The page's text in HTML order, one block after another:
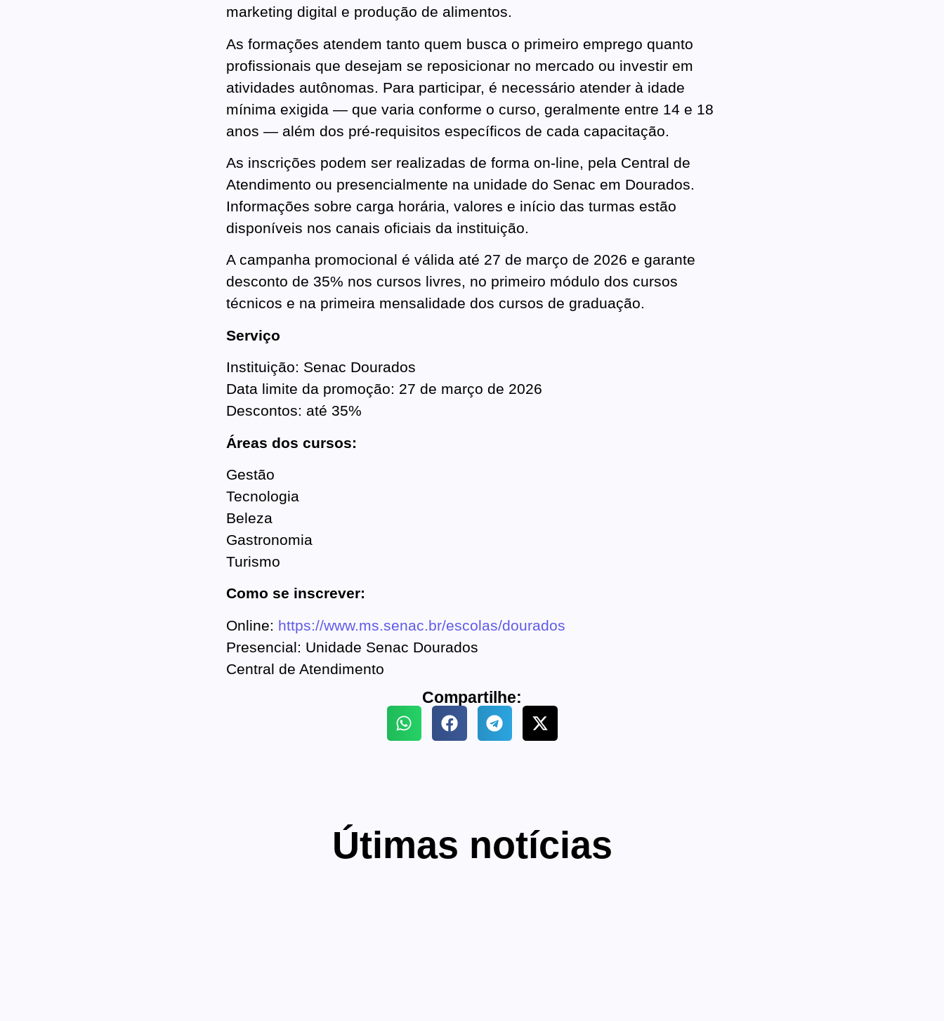
marketing digital e produção de alimentos.
As formações atendem tanto quem busca o primeiro emprego quanto
profissionais que desejam se reposicionar no mercado ou investir em
atividades autônomas. Para participar, é necessário atender à idade
mínima exigida — que varia conforme o curso, geralmente entre 14 e 18
anos — além dos pré-requisitos específicos de cada capacitação.
As inscrições podem ser realizadas de forma on-line, pela Central de
Atendimento ou presencialmente na unidade do Senac em Dourados.
Informações sobre carga horária, valores e início das turmas estão
disponíveis nos canais oficiais da instituição.
A campanha promocional é válida até 27 de março de 2026 e garante
desconto de 35% nos cursos livres, no primeiro módulo dos cursos
técnicos e na primeira mensalidade dos cursos de graduação.
Serviço
Instituição: Senac Dourados
Data limite da promoção: 27 de março de 2026
Descontos: até 35%
Áreas dos cursos:
Gestão
Tecnologia
Beleza
Gastronomia
Turismo
Como se inscrever:
Online: https://www.ms.senac.br/escolas/dourados
Presencial: Unidade Senac Dourados
Central de Atendimento
Compartilhe:
Útimas notícias